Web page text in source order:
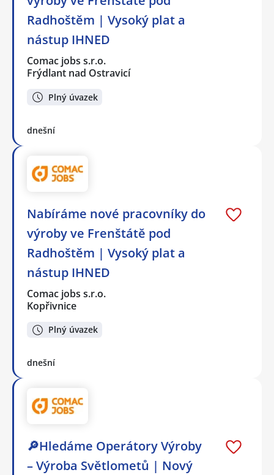
Radhoštěm | Vysoký plat a
nástup IHNED
Comac jobs s.r.o.
Frýdlant nad Ostravicí
Plný úvazek
dnešní
Nabíráme nové pracovníky do
výroby ve Frenštátě pod
Radhoštěm | Vysoký plat a
nástup IHNED
Comac jobs s.r.o.
Kopřivnice
Plný úvazek
dnešní
🔎Hledáme Operátory Výroby
– Výroba Světlometů | Nový